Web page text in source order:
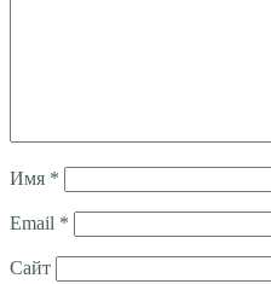
Имя *
Email *
Сайт